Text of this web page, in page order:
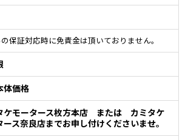
保証対応時に免責金は頂いておりません。
体価格
ケモータース枚方本店 または カミタケ
ース奈良店までお申し付けくださいませ。